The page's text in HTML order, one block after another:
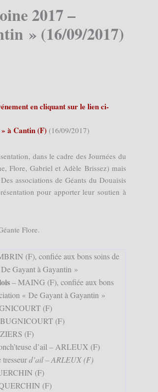
2017 –
» (16/09/2017)
en cliquant sur le lien ci-
à Cantin (F) (16/09/2017)
dans le cadre des Journées du
Flore, Gabriel et Adèle Brissez) mais
associations de Géants du Douaisis
pour apporter leur soutien à
Flore.
(F), confiée aux bons soins de
Gayant à Gayantin »
– MAING (F), confiée aux bons
« De Gayant à Gayantin »
(F)
(F)
(F)
d’ail – ARLEUX (F)
d’ail – ARLEUX (F)
(F)
(F)